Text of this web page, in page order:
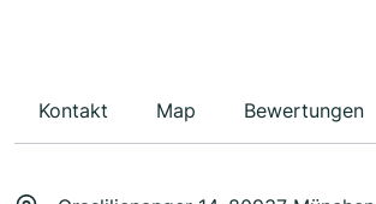
Kontakt Map Bewertungen